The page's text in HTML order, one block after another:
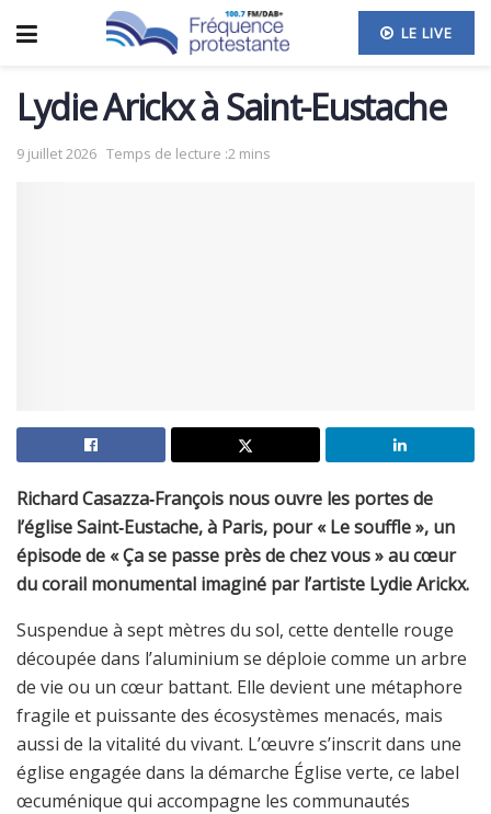
LE LIVE
Lydie Arickx à Saint-Eustache
9 juillet 2026 Temps de lecture :2 mins
Richard Casazza‑François nous ouvre les portes de
l’église Saint‑Eustache, à Paris, pour « Le souffle », un
épisode de « Ça se passe près de chez vous » au cœur
du corail monumental imaginé par l’artiste Lydie Arickx.
Suspendue à sept mètres du sol, cette dentelle rouge
découpée dans l’aluminium se déploie comme un arbre
de vie ou un cœur battant. Elle devient une métaphore
fragile et puissante des écosystèmes menacés, mais
aussi de la vitalité du vivant. L’œuvre s’inscrit dans une
église engagée dans la démarche Église verte, ce label
œcuménique qui accompagne les communautés